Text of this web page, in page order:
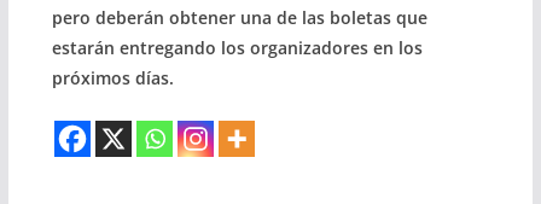
pero deberán obtener una de las boletas que
estarán entregando los organizadores en los
próximos días.